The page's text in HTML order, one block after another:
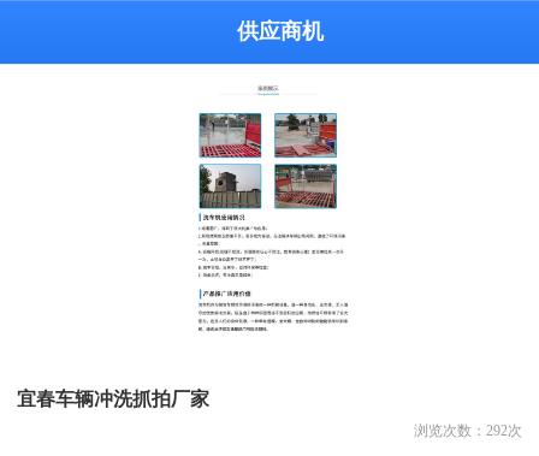
供应商机
宜春车辆冲洗抓拍厂家
浏览次数： 292次